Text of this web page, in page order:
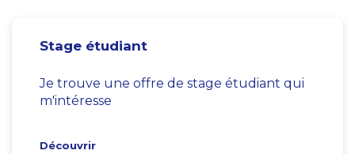
Stage étudiant
Je trouve une offre de stage étudiant qui
m'intéresse
Découvrir